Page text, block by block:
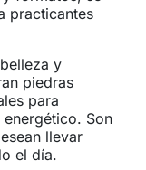
practicantes
y
piedras
para
Son
llevar
el día.